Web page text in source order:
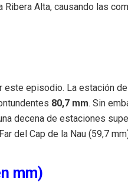
Alta, causando las
este episodio. La estación de
80,7 mm. Sin
decena de estaciones
del Cap de la Nau (59,7
mm)